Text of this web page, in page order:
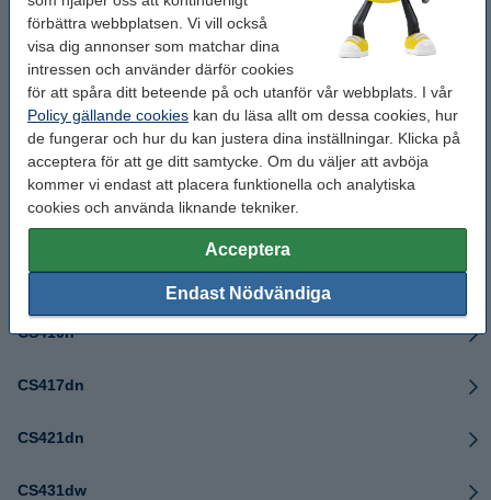
förbättra webbplatsen. Vi vill också
visa dig annonser som matchar dina
intressen och använder därför cookies
för att spåra ditt beteende på och utanför vår webbplats. I vår
Policy gällande cookies kan du läsa allt om dessa cookies, hur
de fungerar och hur du kan justera dina inställningar. Klicka på
acceptera för att ge ditt samtycke. Om du väljer att avböja
kommer vi endast att placera funktionella och analytiska
cookies och använda liknande tekniker.
Acceptera
Endast Nödvändiga
CS310dn
CS310n
CS317dn
CS331dw
CS410dn
CS410dtn
CS410n
CS417dn
CS421dn
CS431dw